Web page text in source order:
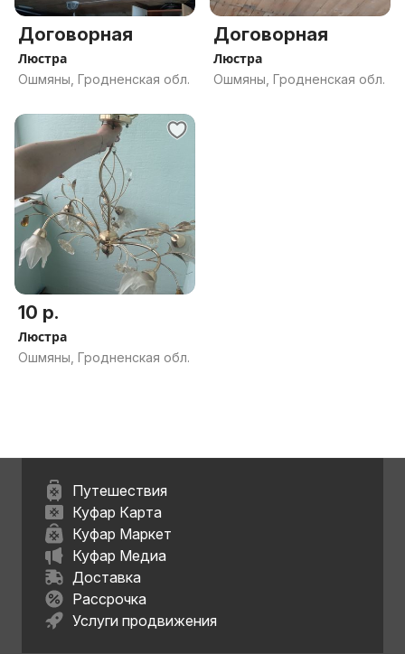
Договорная
Люстра
Ошмяны, Гродненская обл.
Договорная
Люстра
Ошмяны, Гродненская обл.
10 р.
Люстра
Ошмяны, Гродненская обл.
Путешествия
Куфар Карта
Куфар Маркет
Куфар Медиа
Доставка
Рассрочка
Услуги продвижения